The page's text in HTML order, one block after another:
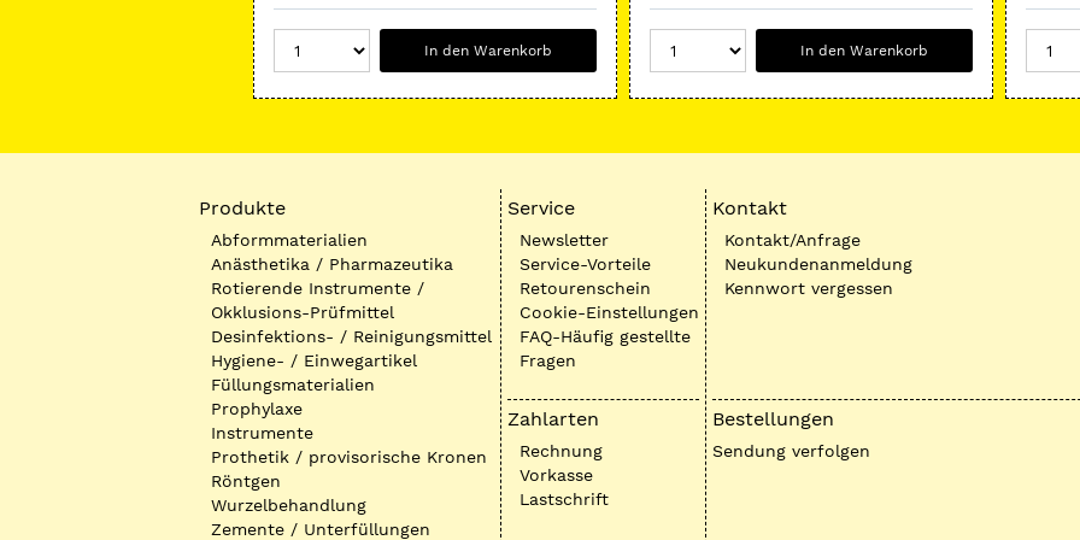
In den Warenkorb In den Warenkorb
Produkte
Abformmaterialien
Anästhetika / Pharmazeutika
Rotierende Instrumente /
Okklusions-Prüfmittel
Desinfektions- / Reinigungsmittel
Hygiene- / Einwegartikel
Füllungsmaterialien
Prophylaxe
Instrumente
Prothetik / provisorische Kronen
Röntgen
Wurzelbehandlung
Zemente / Unterfüllungen
Service
Newsletter
Service-Vorteile
Retourenschein
Cookie-Einstellungen
FAQ-Häufig gestellte
Fragen
Zahlarten
Rechnung
Vorkasse
Lastschrift
Kontakt
Kontakt/Anfrage
Neukundenanmeldung
Kennwort vergessen
Bestellungen
Sendung verfolgen